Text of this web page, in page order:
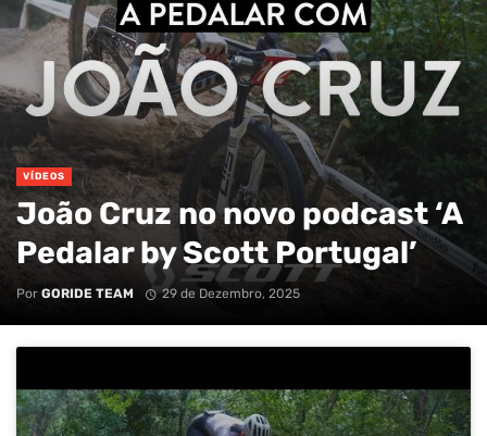
VÍDEOS
João Cruz no novo podcast ‘A
Pedalar by Scott Portugal’
Por GORIDE TEAM 29 de Dezembro, 2025